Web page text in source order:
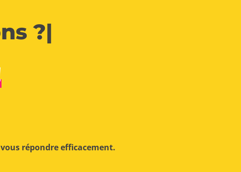
?|
répondre efficacement.